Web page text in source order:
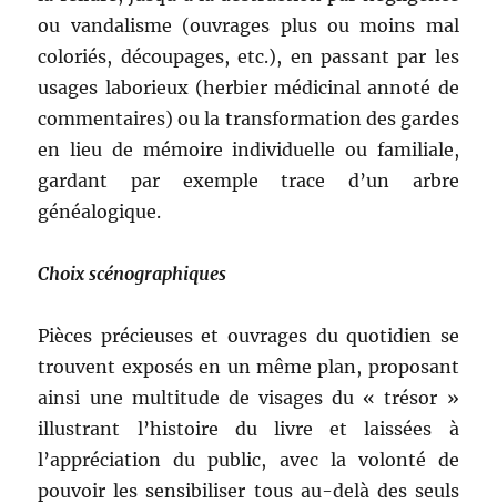
ou vandalisme (ouvrages plus ou moins mal
coloriés, découpages, etc.), en passant par les
usages laborieux (herbier médicinal annoté de
commentaires) ou la transformation des gardes
en lieu de mémoire individuelle ou familiale,
gardant par exemple trace d’un arbre
généalogique.
Choix scénographiques
Pièces précieuses et ouvrages du quotidien se
trouvent exposés en un même plan, proposant
ainsi une multitude de visages du « trésor »
illustrant l’histoire du livre et laissées à
l’appréciation du public, avec la volonté de
pouvoir les sensibiliser tous au-delà des seuls